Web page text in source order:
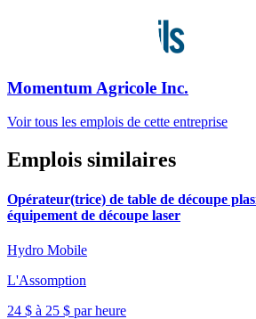
Momentum Agricole Inc.
Voir tous les emplois de cette entreprise
Emplois similaires
Opérateur(trice) de table de découpe
équipement de découpe laser
Hydro Mobile
L'Assomption
24 $ à 25 $ par heure